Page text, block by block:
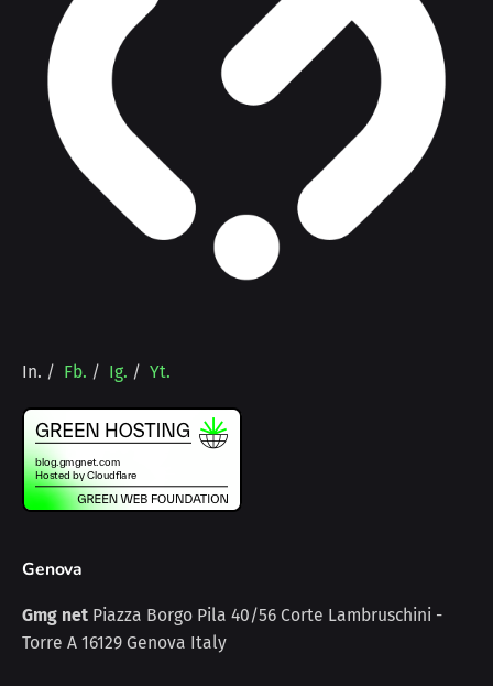
In. / Fb. / Ig. / Yt.
Genova
Gmg net Piazza Borgo Pila 40/56 Corte Lambruschini -
Torre A 16129 Genova Italy